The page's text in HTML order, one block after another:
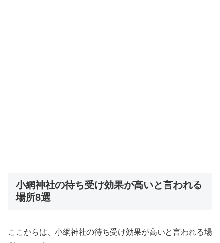
小網神社の待ち受け効果が高いと言われる
場所8選
ここからは、小網神社の待ち受け効果が高いと言われる場